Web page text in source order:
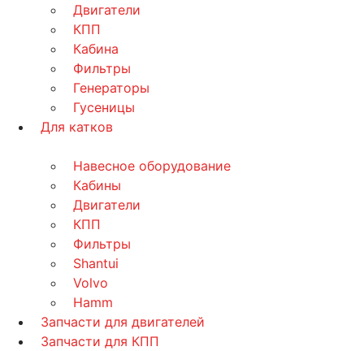
Двигатели
КПП
Кабина
Фильтры
Генераторы
Гусеницы
Для катков
Навесное оборудование
Кабины
Двигатели
КПП
Фильтры
Shantui
Volvo
Hamm
Запчасти для двигателей
Запчасти для КПП